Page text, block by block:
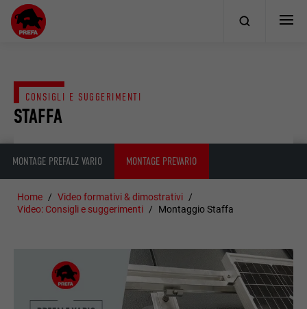
STAFFA
CONSIGLI E SUGGERIMENTI
MONTAGE PREFALZ VARIO MONTAGE PREVARIO
Home
Video formativi & dimostrativi
Video: Consigli e suggerimenti
Montaggio Staffa